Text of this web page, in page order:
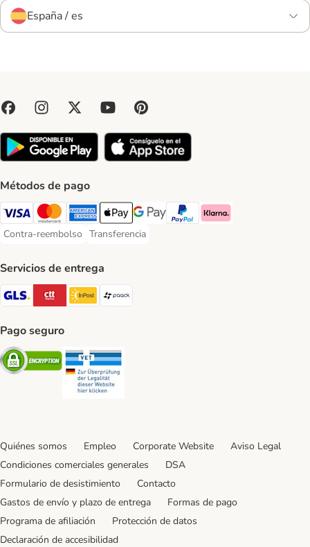
España / es
Métodos de pago
Visa Payment Method
Mastercard Payment Method
American Express Payment Method
Apple Pay Payment Method
Google Pay Payment Method
PayPal Payment Method
Klarna Payment Method
Contra-reembolso
Contra-reembolso Payment Method
Transferencia
Transferencia Payment Method
Servicios de entrega
GLS Shipping Method
CTTExpress Shipping Method
InPost Shipping Method
paack Shipping Method
Pago seguro
Security
Quiénes somos Empleo Corporate Website
Aviso Legal
Condiciones comerciales generales
DSA
Formulario de desistimiento
Contacto
Gastos de envío y plazo de entrega
Formas de pago
Programa de afiliación
Protección de datos
Declaración de accesibilidad